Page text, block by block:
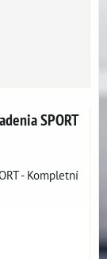
SPORT
- Kompletní